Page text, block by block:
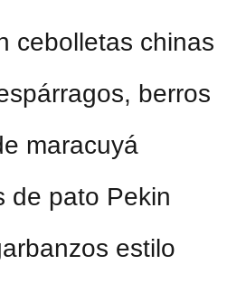
cebolletas chinas
berros
maracuyá
de pato Pekin
estilo